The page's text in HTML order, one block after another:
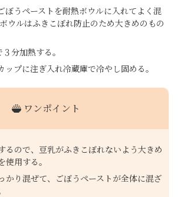
ぼうペーストを耐熱ボウルに入れてよく混
ウルはふきこぼれ防止のため大きめのもの
分加熱する。
ップに注ぎ入れ冷蔵庫で冷やし固める。
ワンポイント
るので、豆乳がふきこぼれないよう大きめ
使用する。
かり混ぜて、ごぼうペーストが全体に混ざ